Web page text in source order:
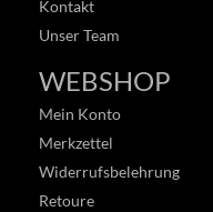
Kontakt
Unser Team
WEBSHOP
Mein Konto
Merkzettel
Widerrufsbelehrung
Retoure